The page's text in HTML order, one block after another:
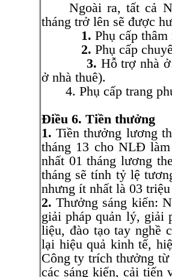
Ngoài ra, tất cả
tháng trở lên sẽ được
1. Phụ cấp
2. Phụ cấp
3. Hỗ trợ nhà
ở nhà thuê).
4. Phụ cấp trang
Điều 6. Tiền thưởng
1. Tiền thưởng lương
tháng 13 cho NLĐ
nhất 01 tháng lương
tháng sẽ tính tỷ lệ
nhưng ít nhất là 03
2. Thưởng sáng kiến:
giải pháp quản lý, giải
liệu, đào tạo tay nghề
lại hiệu quả kinh tế,
Công ty trích thưởng
các sáng kiến, cải tiến